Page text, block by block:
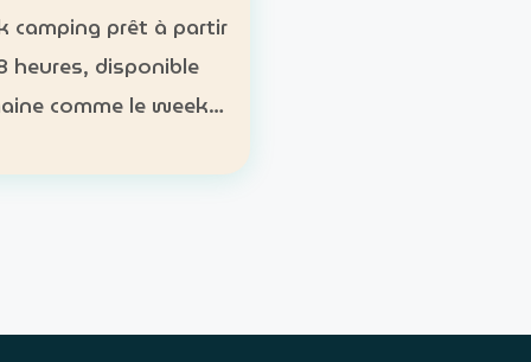
camping prêt à partir
heures, disponible
comme le week-